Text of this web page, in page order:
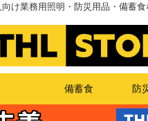
向け業務用照明・防災用品・備蓄
備蓄食 防